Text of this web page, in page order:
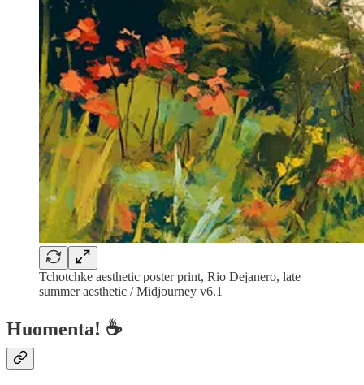
Tchotchke aesthetic poster print, Rio Dejanero, late
summer aesthetic / Midjourney v6.1
Huomenta! ☕